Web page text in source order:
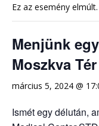
Ez az esemény elmúlt.
Menjünk
Moszkva
március 5, 2024 @
Ismét egy délután,